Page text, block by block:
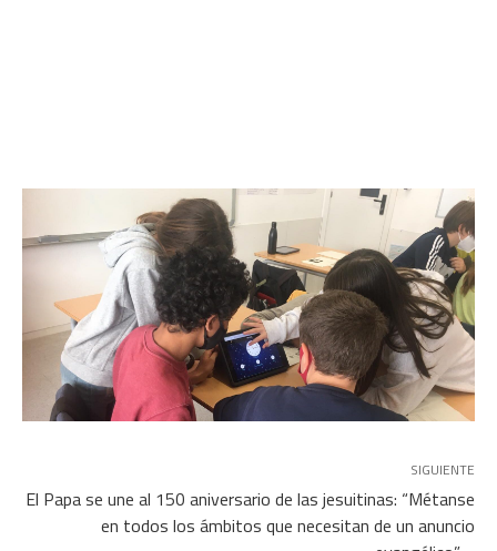
SIGUIENTE
El Papa se une al 150 aniversario de las jesuitinas: “Métanse
en todos los ámbitos que necesitan de un anuncio